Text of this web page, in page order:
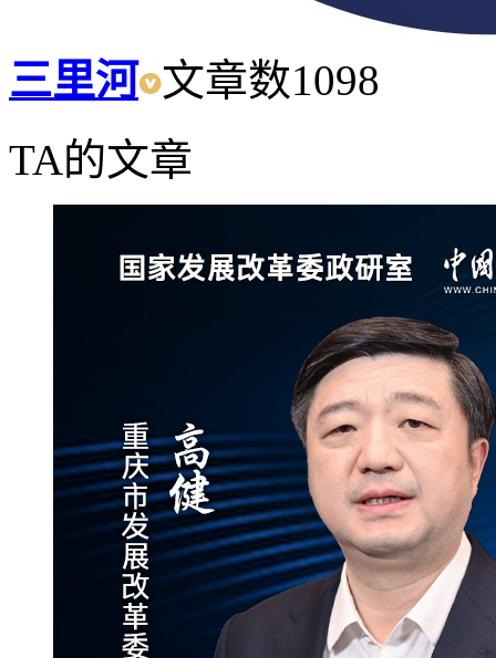
三里河 文章数1098
TA的文章